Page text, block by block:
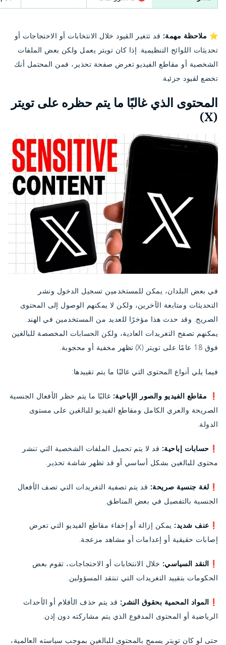
⭐ ملاحظة مهمة: قد تتغير القيود خلال الانتخابات أو الاحتجاجات أو
تحديثات اللوائح التنظيمية. إذا كان تويتر يعمل ولكن بعض الملفات
الشخصية أو مقاطع الفيديو تعرض صفحة تحذير، فمن المحتمل أنك
تخضع لقيود جزئية.
المحتوى الذي غالبًا ما يتم حظره على تويتر
(X)
في بعض البلدان، يمكن للمستخدمين تسجيل الدخول ونشر
التحديثات ومتابعة الآخرين، ولكن لا يمكنهم الوصول إلى المحتوى
الصريح. وقد حدث هذا مؤخرًا للعديد من المستخدمين في الهند.
يمكنهم تصفح التغريدات العادية، ولكن الحسابات المخصصة للبالغين
فوق 18 عامًا على تويتر (X) تظهر مخفية أو محجوبة.
فيما يلي أنواع المحتوى التي غالبًا ما يتم تقييدها:
❗ مقاطع الفيديو والصور الإباحية: غالبًا ما يتم حظر الأفعال الجنسية
الصريحة والعري الكامل ومقاطع الفيديو للبالغين على مستوى
الدولة.
❗حسابات إباحية: قد لا يتم تحميل الملفات الشخصية التي تنشر
محتوى للبالغين بشكل أساسي أو قد تظهر شاشة تحذير.
❗لغة جنسية صريحة: قد يتم تصفية التغريدات التي تصف الأفعال
الجنسية بالتفصيل في بعض المناطق.
❗عنف شديد: يمكن إزالة أو إخفاء مقاطع الفيديو التي تعرض
إصابات حقيقية أو إعدامات أو مشاهد مزعجة.
❗النقد السياسي: خلال الانتخابات أو الاحتجاجات، تقوم بعض
الحكومات بتقييد التغريدات التي تنتقد المسؤولين.
❗المواد المحمية بحقوق النشر: قد يتم حذف الأفلام أو الأحداث
الرياضية أو المحتوى المدفوع الذي يتم مشاركته دون إذن.
حتى لو كان تويتر يسمح بالمحتوى للبالغين بموجب سياسته العالمية،